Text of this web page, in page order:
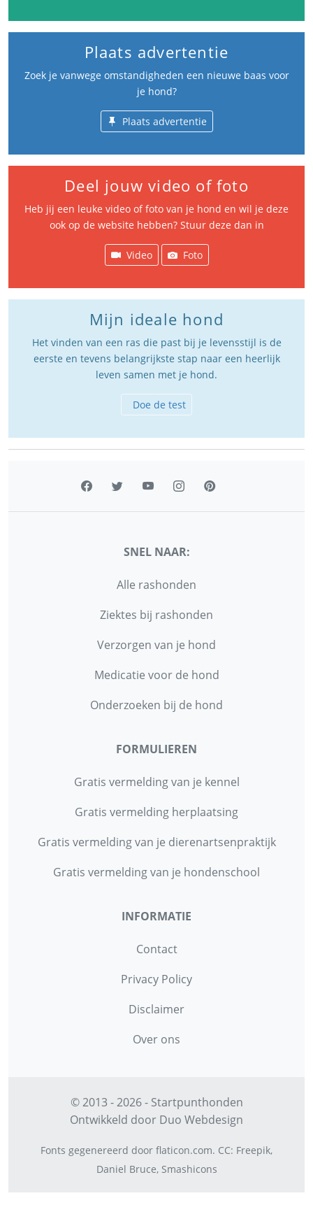
Plaats advertentie
Zoek je vanwege omstandigheden een nieuwe baas voor
je hond?
Plaats advertentie
Deel jouw video of foto
Heb jij een leuke video of foto van je hond en wil je deze
ook op de website hebben? Stuur deze dan in
Video Foto
Mijn ideale hond
Het vinden van een ras die past bij je levensstijl is de
eerste en tevens belangrijkste stap naar een heerlijk
leven samen met je hond.
Doe de test
SNEL NAAR:
Alle rashonden
Ziektes bij rashonden
Verzorgen van je hond
Medicatie voor de hond
Onderzoeken bij de hond
FORMULIEREN
Gratis vermelding van je kennel
Gratis vermelding herplaatsing
Gratis vermelding van je dierenartsenpraktijk
Gratis vermelding van je hondenschool
INFORMATIE
Contact
Privacy Policy
Disclaimer
Over ons
© 2013 - 2026 - Startpunthonden
Ontwikkeld door Duo Webdesign
Fonts gegenereerd door flaticon.com. CC: Freepik,
Daniel Bruce, Smashicons